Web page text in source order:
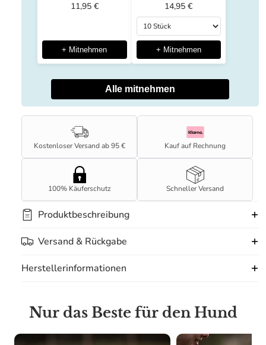
11,95 €
+ Mitnehmen
14,95 €
+ Mitnehmen
Alle mitnehmen
Kostenloser Versand ab 95 € Kauf auf Rechnung
100% Käuferschutz Schneller Versand
Produktbeschreibung
Versand & Rückgabe
Herstellerinformationen
Nur das Beste für den Hund